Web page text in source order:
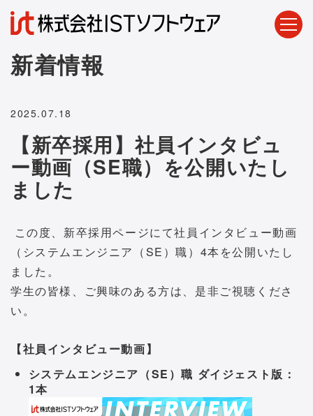
新着情報
2025.07.18
【新卒採用】社員インタビュ
ー動画（SE職）を公開いたし
ました
この度、新卒採用ページにて社員インタビュー動画
（システムエンジニア（SE）職）4本を公開いたし
ました。
学生の皆様、ご興味のある方は、是非ご視聴くださ
い。
【社員インタビュー動画】
システムエンジニア（SE）職 ダイジェスト版：
1本